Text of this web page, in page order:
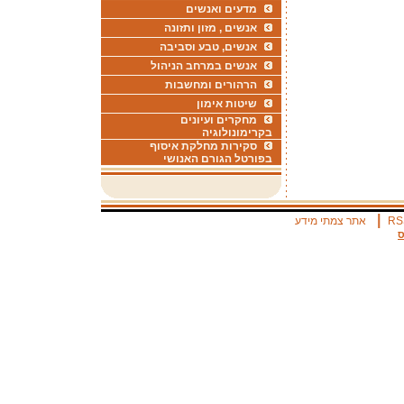
מדעים ואנשים
אנשים , מזון ותזונה
אנשים, טבע וסביבה
אנשים במרחב הניהול
הרהורים ומחשבות
שיטות אימון
מחקרים ועיונים
בקרימונולוגיה
סקירות מחלקת איסוף
בפורטל הגורם האנושי
אתר צמתי מידע